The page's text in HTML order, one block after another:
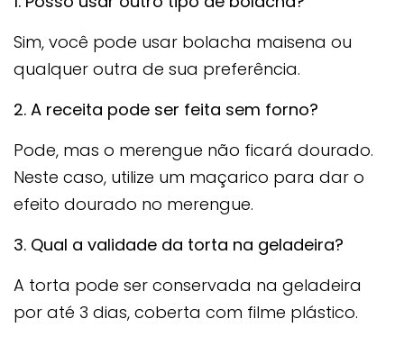
Sim, você pode usar bolacha maisena ou
qualquer outra de sua preferência.
2. A receita pode ser feita sem forno?
Pode, mas o merengue não ficará dourado.
Neste caso, utilize um maçarico para dar o
efeito dourado no merengue.
3. Qual a validade da torta na geladeira?
A torta pode ser conservada na geladeira
por até 3 dias, coberta com filme plástico.